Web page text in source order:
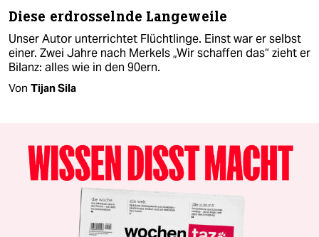
Diese erdrosselnde Langeweile
Unser Autor unterrichtet Flüchtlinge. Einst war er selbst
einer. Zwei Jahre nach Merkels „Wir schaffen das“ zieht er
Bilanz: alles wie in den 90ern.
Von Tijan Sila